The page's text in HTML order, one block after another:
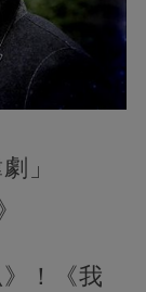
」
！《我